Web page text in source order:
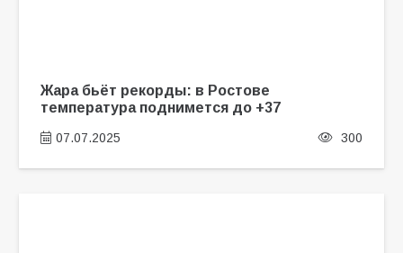
Жара бьёт рекорды: в Ростове
температура поднимется до +37
07.07.2025 300